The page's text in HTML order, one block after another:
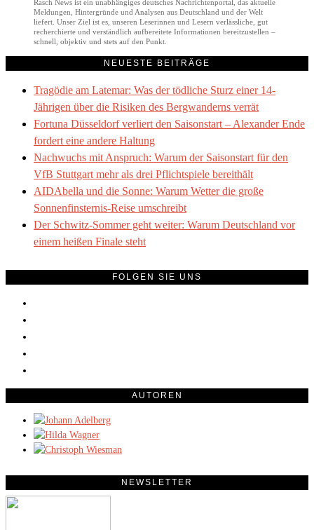
Rasch News ist ein unabhängiges deutsches Nachrichtenportal, das aktuelle
Meldungen, Hintergründe und Analysen aus Deutschland und der Welt
liefert. Unser Ziel ist es, unseren Leserinnen und Lesern verlässliche, gut
recherchierte und verständlich aufbereitete Informationen bereitzustellen –
schnell, objektiv und stets auf den Punkt.
NEUESTE BEITRÄGE
Tragödie am Latemar: Was der tödliche Sturz einer 14-
Jährigen über die Risiken des Bergwanderns verrät
Fortuna Düsseldorf verliert den Saisonstart – Alexander Ende
fordert eine andere Haltung
Nachwuchs mit Anspruch: Warum der Saisonstart für den
VfB Stuttgart mehr als drei Pflichtspiele bereithält
AIDAbella und die Sonne: Warum Wetter die große
Sonnenfinsternis-Reise umschreibt
Der Schwitz-Sommer geht weiter: Warum Deutschland vor
einem heißen Finale steht
FOLGEN SIE UNS
AUTOREN
NEWSLETTER